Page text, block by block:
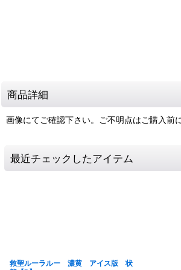
商品詳細
画像にてご確認下さい。ご不明点はご購入前
最近チェックしたアイテム
救聖ルーラルー 濃黄 アイス版 状